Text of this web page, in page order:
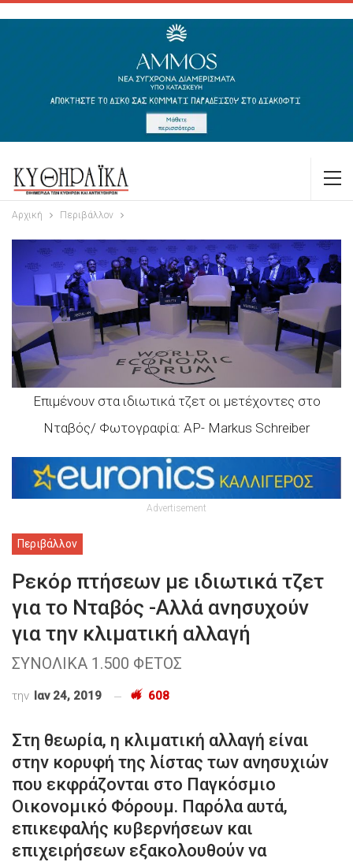
Αρχική Περιβάλλον
Επιμένουν στα ιδιωτικά τζετ οι μετέχοντες στο
Νταβός/ Φωτογραφία: AP- Markus Schreiber
Advertisement
Περιβάλλον
Ρεκόρ πτήσεων με ιδιωτικά τζετ
για το Νταβός -Αλλά ανησυχούν
για την κλιματική αλλαγή
ΣΥΝΟΛΙΚΑ 1.500 ΦΕΤΟΣ
την Ιαν 24, 2019 608
Στη θεωρία, η κλιματική αλλαγή είναι
στην κορυφή της λίστας των ανησυχιών
που εκφράζονται στο Παγκόσμιο
Οικονομικό Φόρουμ. Παρόλα αυτά,
επικεφαλής κυβερνήσεων και
επιχειρήσεων εξακολουθούν να